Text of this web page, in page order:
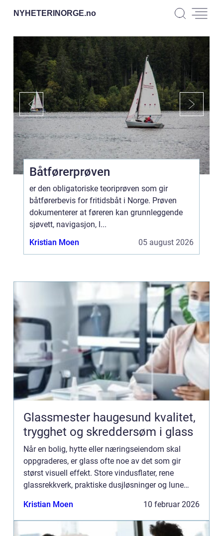
NYHETERINORGE.no
Båtførerprøven
er den obligatoriske teoriprøven som gir
båtførerbevis for fritidsbåt i Norge. Prøven
dokumenterer at føreren kan grunnleggende
sjøvett, navigasjon, l...
Kristian Moen
05 august 2026
Glassmester haugesund kvalitet,
trygghet og skreddersøm i glass
Når en bolig, hytte eller næringseiendom skal
oppgraderes, er glass ofte noe av det som gir
størst visuell effekt. Store vindusflater, rene
glassrekkverk, praktiske dusjløsninger og lune
funksjonell. En erfaren ...
Kristian Moen 10 februar 2026